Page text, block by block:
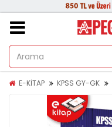
E-KİTAP KPSS GY-GK